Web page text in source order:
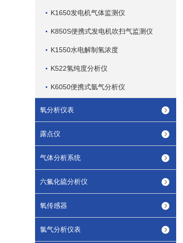
K1650发电机气体监测仪
K850S便携式发电机吹扫气监测仪
K1550水电解制氢浓度
K522氢纯度分析仪
K6050便携式氩气分析仪
氧分析仪表
露点仪
气体分析系统
六氟化硫分析仪
氧传感器
氯气分析仪表